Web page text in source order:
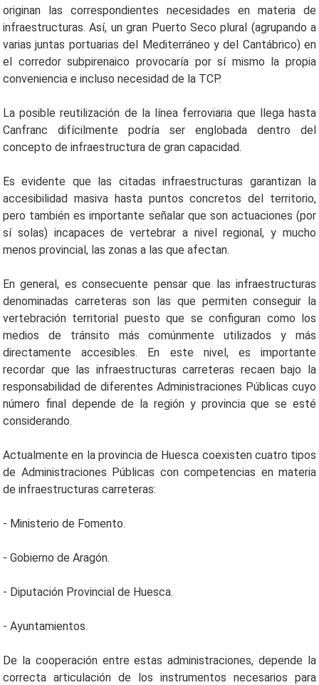
originan las correspondientes necesidades en materia de
infraestructuras. Así, un gran Puerto Seco plural (agrupando a
varias juntas portuarias del Mediterráneo y del Cantábrico) en
el corredor subpirenaico provocaría por sí mismo la propia
conveniencia e incluso necesidad de la TCP.
La posible reutilización de la línea ferroviaria que llega hasta
Canfranc difícilmente podría ser englobada dentro del
concepto de infraestructura de gran capacidad.
Es evidente que las citadas infraestructuras garantizan la
accesibilidad masiva hasta puntos concretos del territorio,
pero también es importante señalar que son actuaciones (por
sí solas) incapaces de vertebrar a nivel regional, y mucho
menos provincial, las zonas a las que afectan.
En general, es consecuente pensar que las infraestructuras
denominadas carreteras son las que permiten conseguir la
vertebración territorial puesto que se configuran como los
medios de tránsito más comúnmente utilizados y más
directamente accesibles. En este nivel, es importante
recordar que las infraestructuras carreteras recaen bajo la
responsabilidad de diferentes Administraciones Públicas cuyo
número final depende de la región y provincia que se esté
considerando.
Actualmente en la provincia de Huesca coexisten cuatro tipos
de Administraciones Públicas con competencias en materia
de infraestructuras carreteras:
- Ministerio de Fomento.
- Gobierno de Aragón.
- Diputación Provincial de Huesca.
- Ayuntamientos.
De la cooperación entre estas administraciones, depende la
correcta articulación de los instrumentos necesarios para